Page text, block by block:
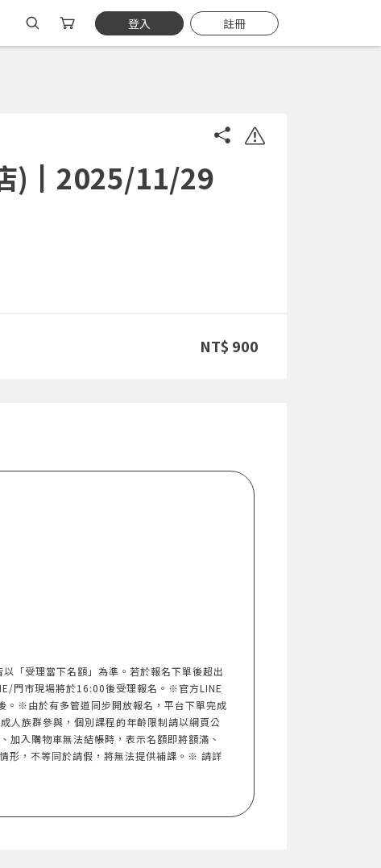
登入 註冊
)┃2025/11/29
NT$ 900
「受理當下名額」為準。若於報名下單後超出
門市現場將於16:00後受理報名。※官方LINE
。※由於有多管道同步開放報名，平台下單完成
人族群參與，個別課程的年齡限制請以網頁公
入購物車無法結帳時，表示名額即將額滿、
形，不等同於請假，將無法提供補課。※ 請詳